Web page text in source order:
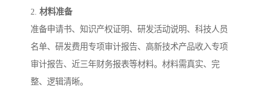
2. 材料准备
准备申请书、知识产权证明、研发活动说明、科技人员
名单、研发费用专项审计报告、高新技术产品收入专项
审计报告、近三年财务报表等材料。材料需真实、完
整、逻辑清晰。